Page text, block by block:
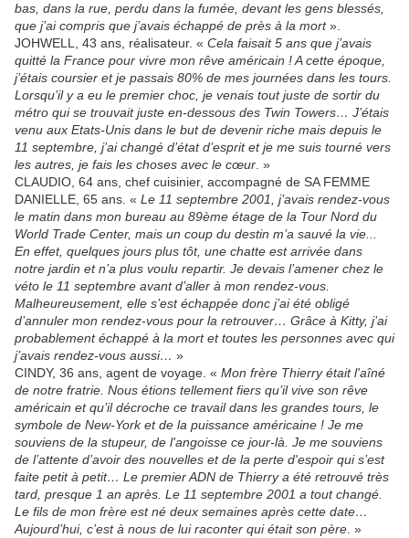
bas, dans la rue, perdu dans la fumée, devant les gens blessés,
que j’ai compris que j’avais échappé de près à la mort».
JOHWELL, 43 ans, réalisateur. « Cela faisait 5 ans que j’avais
quitté la France pour vivre mon rêve américain ! A cette époque,
j’étais coursier et je passais 80% de mes journées dans les tours.
Lorsqu’il y a eu le premier choc, je venais tout juste de sortir du
métro qui se trouvait juste en-dessous des Twin Towers… J’étais
venu aux Etats-Unis dans le but de devenir riche mais depuis le
11 septembre, j’ai changé d’état d’esprit et je me suis tourné vers
les autres, je fais les choses avec le cœur . »
CLAUDIO, 64 ans, chef cuisinier, accompagné de SA FEMME
DANIELLE, 65 ans. « Le 11 septembre 2001, j’avais rendez-vous
le matin dans mon bureau au 89ème étage de la Tour Nord du
World Trade Center, mais un coup du destin m’a sauvé la vie...
En effet, quelques jours plus tôt, une chatte est arrivée dans
notre jardin et n’a plus voulu repartir. Je devais l’amener chez le
véto le 11 septembre avant d’aller à mon rendez-vous.
Malheureusement, elle s’est échappée donc j’ai été obligé
d’annuler mon rendez-vous pour la retrouver… Grâce à Kitty, j’ai
probablement échappé à la mort et toutes les personnes avec qui
j’avais rendez-vous aussi… »
CINDY, 36 ans, agent de voyage. « Mon frère Thierry était l'aîné
de notre fratrie. Nous étions tellement fiers qu’il vive son rêve
américain et qu’il décroche ce travail dans les grandes tours, le
symbole de New-York et de la puissance américaine ! Je me
souviens de la stupeur, de l'angoisse ce jour-là. Je me souviens
de l’attente d’avoir des nouvelles et de la perte d'espoir qui s’est
faite petit à petit… Le premier ADN de Thierry a été retrouvé très
tard, presque 1 an après. Le 11 septembre 2001 a tout changé.
Le fils de mon frère est né deux semaines après cette date…
Aujourd’hui, c’est à nous de lui raconter qui était son père . »